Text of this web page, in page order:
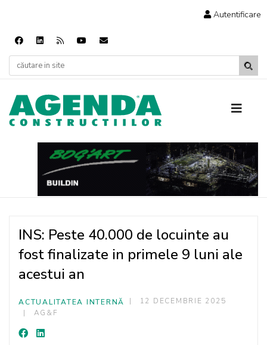
Autentificare
INS: Peste 40.000 de locuinte au
fost finalizate in primele 9 luni ale
acestui an
ACTUALITATEA INTERNĂ
12 DECEMBRIE 2025
AG&F